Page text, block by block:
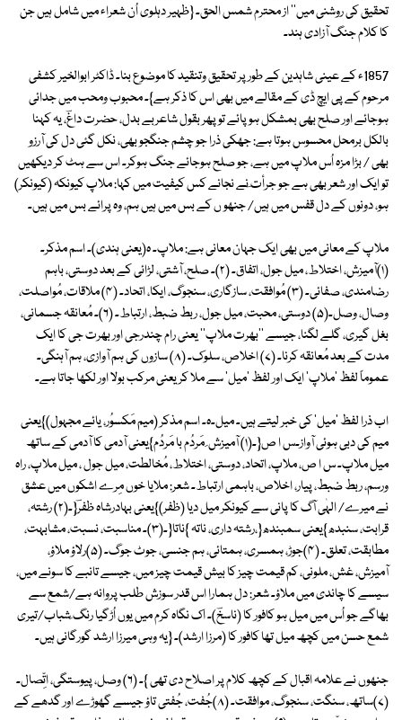
تحقیق کی روشنی میں'' از محترم شمس الحق۔ {ظہیر دہلوی اُن شعراء میں شامل ہیں جن
کا کلام جنگ آزادی ہند۔
1857ء کے عینی شاہدین کے طور پر تحقیق وتنقید کا موضوع بنا۔ ڈاکٹر ابوالخیر کشفی
مرحوم کے پی ایچ ڈی کے مقالے میں بھی اس کا ذکر ہے}۔ محبوب ومحب میں جدائی
ہوجائے اور صلح بھی بمشکل ہوپائے تو پھر بقول شاعربے بدل، حضرت داغؔ، یہ کہنا
بالکل برمحل محسوس ہوتا ہے: جھکی ذرا جو چشم جنگجو بھی، نکل گئی دل کی آرزو
بھی / بڑا مزہ اُس ملاپ میں ہے، جو صلح ہوجائے جنگ ہوکر۔ اس سے ہٹ کر دیکھیں
تو ایک اور شعر بھی ہے جو جرأت ؔنے نجانے کس کیفیت میں کہا: ملاپ کیونکہ (کیونکر)
ہو، دونوں کے دل قفس میں ہیں/ جنھو ں کے بس میں ہیں ہم، وہ پرائے بس میں ہیں۔
ملاپ کے معانی میں بھی ایک جہان معانی ہے: ملاپ۔ ہ(یعنی ہندی)۔ اسم مذکر۔
(۱)آمیزش، اختلاط، میل جول، اتفاق۔ (۲)۔ صلح، آشتی، لڑائی کے بعد دوستی، باہم
رضامندی، صفائی۔ (۳) مُوافقت، سازگاری، سنجوگ، ایکا، اتحاد۔ (۴) ملاقات، مُواصلت،
وصال، وصل۔(۵) دوستی، محبت، میل جول، ربط ضبط، ارتباط۔ (۶)۔ مُعانقہ جسمانی،
بغل گیری، گلے لگنا، جیسے ''بھرت ملاپ'' یعنی رام چندرجی اور بھرت جی کا ایک
مدت کے بعد مُعانقہ کرنا۔ (۷) اخلاص، سلوک۔ (۸) سازوں کی ہم آوازی، ہم آہنگی۔
عموماً لفظ 'ملاپ' ایک اور لفظ 'میل' سے ملا کر یعنی مرکب بولا اور لکھا جاتا ہے۔
اب ذرا لفظ 'میل' کی خبر لیتے ہیں۔ میل۔ہ۔ اسم مذکر (میم مَکسوُر، یائے مجہول)}یعنی
میم کی دبی ہوئی آواز۔س ا ص{۔(۱) آمیزش ِ مَردُم با مَردُم}یعنی آدمی کا آدمی کے ساتھ
میل ملاپ۔ س ا ص، ملاپ، اتحاد، دوستی، اختلاط، مُخالطت، میل جول ، میل ملاپ، راہ
ورسم، ربط ضبط، پیار، اخلاص، باہمی ارتباط۔ شعر: ملایا خوں مِرے اشکوں میں عشق
نے میرے/ الہٰی آگ کا پانی سے کیونکر میل دیا (ظفر)}یعنی بہادرشاہ ظفرؔ{۔(۲) رشتہ،
قرابت، سنبدھ}یعنی سمبندھ{،رشتہ داری، ناتہ }ناتا{۔(۳)۔ مناسبت، نسبت، مشابہت،
مطابقت، تعلق۔ (۴)جوڑ، ہمسری، ہمتائی، ہم جنسی، جوٹ جوگ۔ (۵)رلاؤ ملاؤ،
آمیزش، غش، ملونی، کم قیمت چیز کا بیش قیمت چیز میں، جیسے تانبے کا سونے میں،
سیسے کا چاندی میں ملاؤ۔ شعر: دل ہمارا اس قدر سوزش طلب پروانہ ہے/شمع سے
بھاگے جو اُس میں میل ہو کافور کا (ناسخؔ)۔ اک نگاہ کرم میں یوں اُڑگیا رنگ ِشباب/تیری
شمع حسن میں کچھ میل تھا کافور کا (مرزا ارشد)۔ {یہ وہی میرزا ارشد گورگانی ہیں۔
جنھوں نے علامہ اقبال کے کچھ کلام پر اصلاح دی تھی }۔ (۶) وصل، پیوستگی، اتِّصال۔
(۷)ساتھ، سنگت، سنجوگ، موافقت۔ (۸)جُفت، جُفتی تاؤ جیسے گھوڑے اور گدھے کے